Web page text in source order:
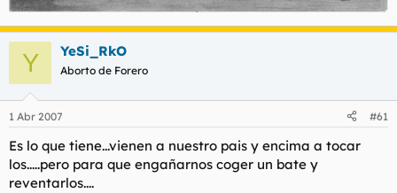
Y YeSi_RkO
Aborto de Forero
1 Abr 2007 #61
Es lo que tiene...vienen a nuestro pais y encima a tocar
los.....pero para que engañarnos coger un bate y
reventarlos....